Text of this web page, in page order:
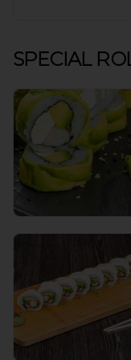
SPECIAL